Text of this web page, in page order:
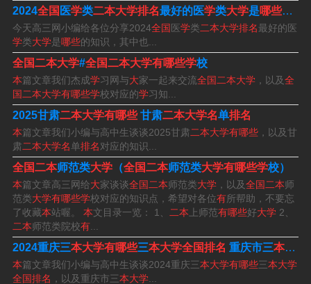
理科二本公办学校排名
长江大学（513分）。湖北警官学院（512分）。湖北经济
学院（503分）。武汉体育学院（500分）。武汉纺织大学
（499分）。
长春理工大学（Changchun University of Science and Tec
hnology），位于吉林省长春市，是吉林省、国家国防科技
工业局、长春市共建高校，教育部批准的卓越工程师教育
培养计划实施学校，国家级大学生创新创业训练计划实施
学校。
年二本公办大学分数线排名前五名分别：东北电力大学
（中外合作）（546分）、皖南医学院（531分）、天津师
范大学（530分）、广东警官学院（525分）、成都理工大
2024全国 医学类二本大学排名最好的医学类大学是哪些（医
今天高三网小编给各位分享2024全国 医学类二本大学排名最好的医
学类大学是哪些的知识，其中也...
全国二本大学#全国二本大学有哪些学校
本篇文章我们杰成学习网与大家一起来交流全国二本大学 ，以及全
国二本大学有哪些学校对应的学习知...
2025甘肃二本大学有哪些甘肃二本大学名单排名
本篇文章我们小编与高中生谈谈2025甘肃二本大学有哪些 ，以及甘
肃二本大学名单排名对应的知识...
全国二本师范类大学 （全国二本师范类大学有哪些学校）
本篇文章高三网给大家谈谈全国二本师范类大学 ，以及全国二本师
范类大学有哪些学校对应的知识点，希望对各位有所帮助，不要忘
了收藏本站喔。 本文目录一览： 1、 二本 上师范有哪些好大学 2、
二本师范类院校有
2024重庆三本大学有哪些三本大学全国排名 重庆市三本大学排名
本篇文章我们小编与高中生谈谈2024重庆三本大学有哪些三本大学
全国排名 ，以及重庆市三本大学